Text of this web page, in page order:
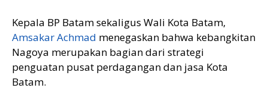
Kepala BP Batam sekaligus Wali Kota Batam,
Amsakar Achmad menegaskan bahwa kebangkitan
Nagoya merupakan bagian dari strategi
penguatan pusat perdagangan dan jasa Kota
Batam.